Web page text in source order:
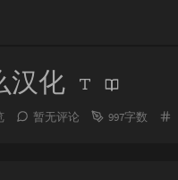
汉化
暂无评论 997字数